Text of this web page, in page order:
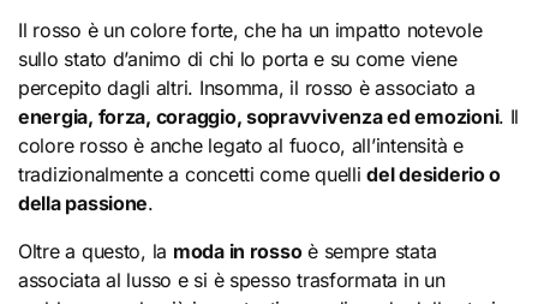
Il rosso è un colore forte, che ha un impatto notevole
sullo stato d’animo di chi lo porta e su come viene
percepito dagli altri. Insomma, il rosso è associato a
energia, forza, coraggio, sopravvivenza ed emozioni. Il
colore rosso è anche legato al fuoco, all’intensità e
tradizionalmente a concetti come quellidel desiderio o
della passione.
Oltre a questo, la moda in rossoè sempre stata
associata al lusso e si è spesso trasformata in un